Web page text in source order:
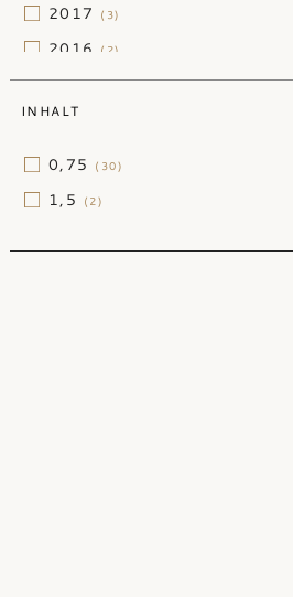
2017 (3)
2016 (2)
INHALT
0,75 (30)
1,5 (2)